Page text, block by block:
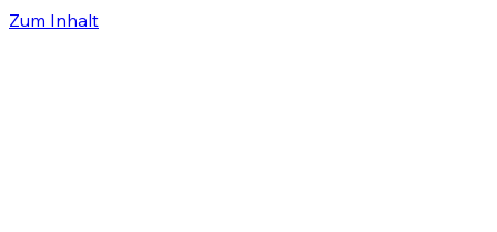
Zum Inhalt